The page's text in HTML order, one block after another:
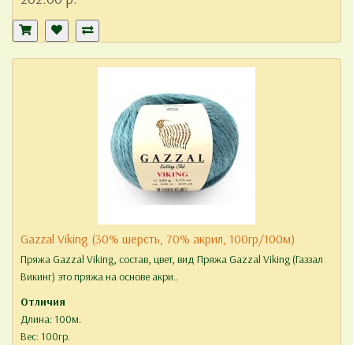
Gazzal Viking (30% шерсть, 70% акрил, 100гр/100м)
Пряжа Gazzal Viking, состав, цвет, вид Пряжа Gazzal Viking (Газзал
Викинг) это пряжа на основе акри..
Отличия
Длина: 100м.
Вес: 100гр.